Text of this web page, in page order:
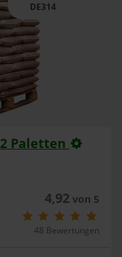
DE314
2 Paletten
4,92von 5
48 Bewertungen